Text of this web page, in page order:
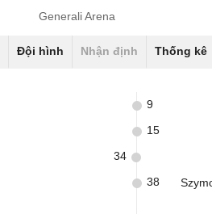
Generali Arena
Đội hình Nhận định Thống kê
9
15
34
38